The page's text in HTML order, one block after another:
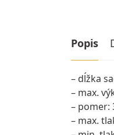
Popis
– dĺžka
– max.
– pomer:
– max.